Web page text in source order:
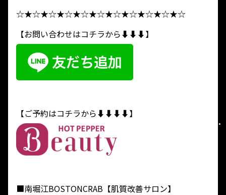
☆★☆★☆★☆★☆★☆★☆★☆★☆★☆★☆
【お問い合わせはコチラから⬇︎⬇︎⬇︎】
【ご予約はコチラから⬇︎⬇︎⬇︎⬇︎】
■南堀江BOSTONCRAB【肌質改善サロン】